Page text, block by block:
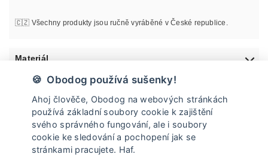
🇨🇿 Všechny produkty jsou ručně vyráběné v České republice.
Materiál
Údržba
Doprava a vrácení
🍪 Obodog používá sušenky!
Ahoj člověče, Obodog na webových stránkách
používá základní soubory cookie k zajištění
svého správného fungování, ale i soubory
cookie ke sledování a pochopení jak se
stránkami pracujete. Haf.